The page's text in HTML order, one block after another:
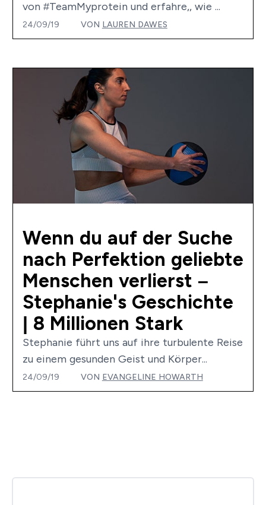
von #TeamMyprotein und erfahre,, wie ...
24/09/19 VON LAUREN DAWES
Wenn du auf der Suche
nach Perfektion geliebte
Menschen verlierst –
Stephanie's Geschichte
| 8 Millionen Stark
Stephanie führt uns auf ihre turbulente Reise
zu einem gesunden Geist und Körper...
24/09/19 VON EVANGELINE HOWARTH